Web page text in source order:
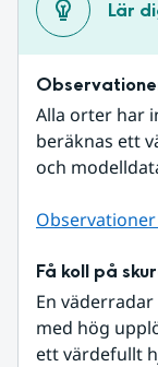
Lär
Alla orter har
beräknas ett
och
Få koll på
En
med hög
ett värdefullt